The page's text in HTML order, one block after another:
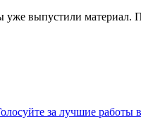
уже выпустили
за лучшие